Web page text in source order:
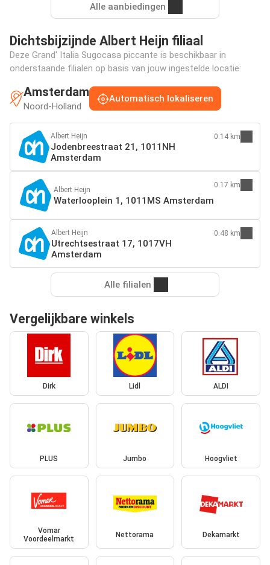
Alle aanbiedingen
Dichtsbijzijnde Albert Heijn filiaal
Deze Grand' Italia Sugocasa piccante is beschikbaar in
onderstaande filialen op basis van jouw ingestelde locatie:
Amsterdam
Noord-Holland
Automatisch lokaliseren
Albert Heijn
Jodenbreestraat 21, 1011NH
Amsterdam
0.14 km
Albert Heijn
Waterlooplein 1, 1011MS Amsterdam
0.17 km
Albert Heijn
Utrechtsestraat 17, 1017VH
Amsterdam
0.48 km
Alle filialen
Vergelijkbare winkels
Dirk Lidl ALDI
PLUS Jumbo Hoogvliet
Vomar
Voordeelmarkt
Nettorama Dekamarkt